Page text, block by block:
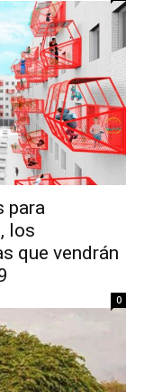
para
los
que vendrán
0